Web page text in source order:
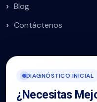
Blog
Contáctenos
DIAGNÓSTICO INICIAL
¿Necesitas